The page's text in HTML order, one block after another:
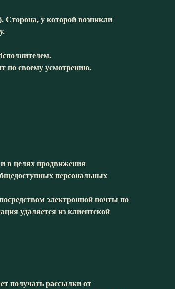
Сторона, у которой возникли
по своему усмотрению.
в целях продвижения
персональных
электронной почты по
удаляется из клиентской
получать рассылки от